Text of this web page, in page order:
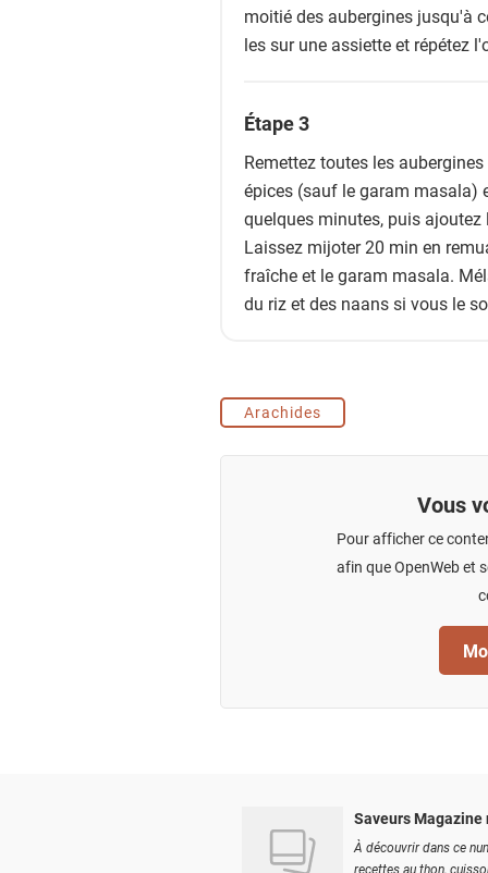
moitié des aubergines jusqu'à
les sur une assiette et répétez
Étape 3
Remettez toutes les
épices (sauf le garam masala)
quelques minutes, puis ajoutez
Laissez mijoter 20 min en
fraîche et le garam masala.
du riz et des naans si vous le
Arachides
Vous
Pour afficher ce
afin que OpenWeb et
Saveurs Magazine
À découvrir dans ce
recettes au thon,